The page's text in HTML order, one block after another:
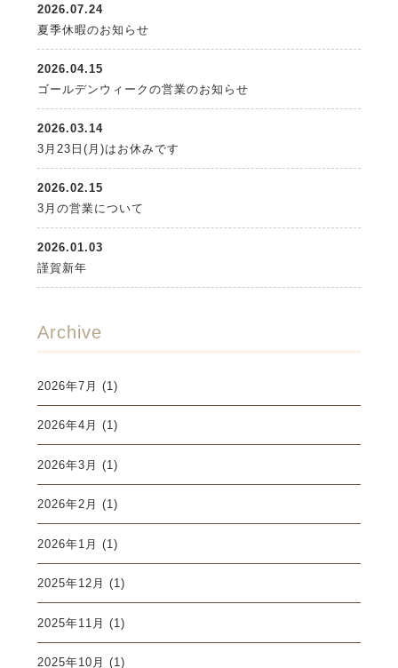
2026.07.24
夏季休暇のお知らせ
2026.04.15
ゴールデンウィークの営業のお知らせ
2026.03.14
3月23日(月)はお休みです
2026.02.15
3月の営業について
2026.01.03
謹賀新年
Archive
2026年7月 (1)
2026年4月 (1)
2026年3月 (1)
2026年2月 (1)
2026年1月 (1)
2025年12月 (1)
2025年11月 (1)
2025年10月 (1)